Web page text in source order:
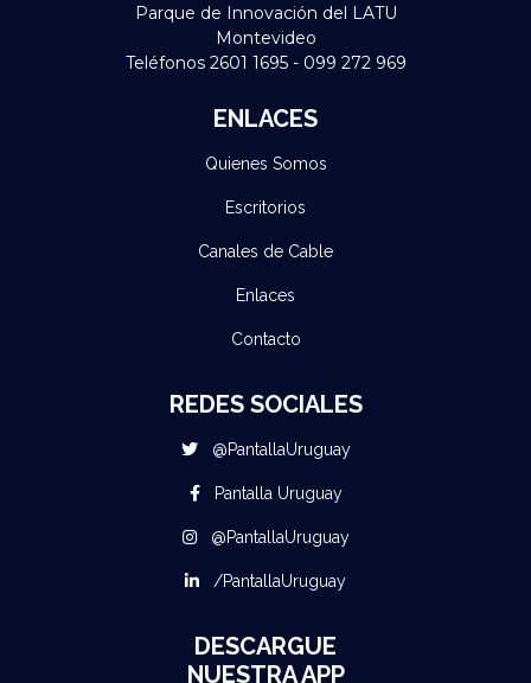
Parque de Innovación del LATU
Montevideo
Teléfonos 2601 1695 - 099 272 969
ENLACES
Quienes Somos
Escritorios
Canales de Cable
Enlaces
Contacto
REDES SOCIALES
@PantallaUruguay
Pantalla Uruguay
@PantallaUruguay
/PantallaUruguay
DESCARGUE
NUESTRA APP